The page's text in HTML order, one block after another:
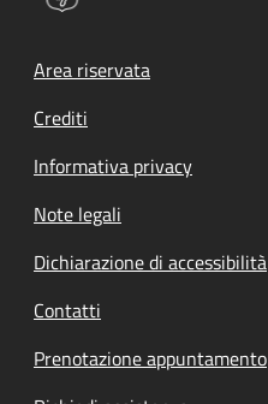
Footer menu
Area riservata
Crediti
Informativa privacy
Note legali
Dichiarazione di accessibilità
Contatti
Prenotazione appuntamento